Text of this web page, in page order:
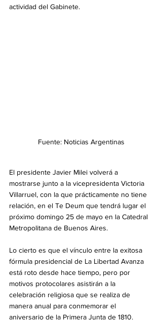
actividad del Gabinete.
Fuente: Noticias Argentinas
El presidente Javier Milei volverá a
mostrarse junto a la vicepresidenta Victoria
Villarruel, con la que prácticamente no tiene
relación, en el Te Deum que tendrá lugar el
próximo domingo 25 de mayo en la Catedral
Metropolitana de Buenos Aires.
Lo cierto es que el vínculo entre la exitosa
fórmula presidencial de La Libertad Avanza
está roto desde hace tiempo, pero por
motivos protocolares asistirán a la
celebración religiosa que se realiza de
manera anual para conmemorar el
aniversario de la Primera Junta de 1810.